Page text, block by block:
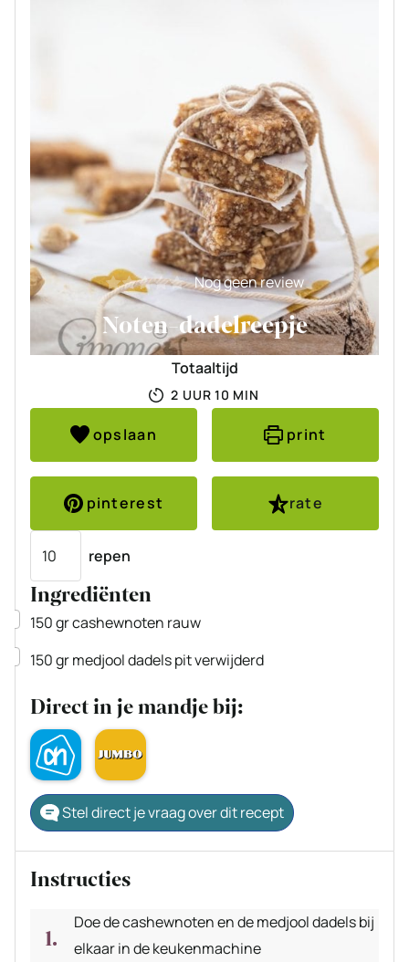
Nog geen review
Noten-dadelreepje
Totaaltijd
2 UUR
UUR 10 MINUTEN
MIN
opslaan print
pinterest
rate
repen
Ingrediënten
▢
150grcashewnoten rauw
▢
150grmedjool dadelspit verwijderd
Direct in je mandje bij:
Stel direct je vraag over dit recept
Instructies
Doe de cashewnoten en de medjool dadels bij
elkaar in de keukenmachine